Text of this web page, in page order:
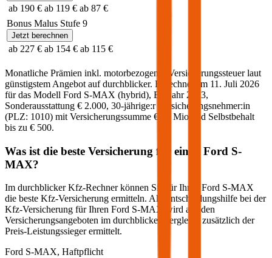
ab 190 € ab 119 € ab 87 €
Bonus Malus Stufe 9
Jetzt berechnen
ab 227 € ab 154 € ab 115 €
Monatliche Prämien inkl. motorbezogener Versicherungssteuer laut
günstigstem Angebot auf durchblicker. Berechnet am 11. Juli 2026
für das Modell Ford S-MAX (hybrid), Baujahr 2023,
Sonderausstattung € 2.000, 30-jährige:rVersicherungsnehmer:in
(PLZ: 1010) mit Versicherungssumme € 20 Mio und Selbstbehalt
bis zu € 500.
Was ist die beste Versicherung für einen Ford S-
MAX?
Im durchblicker Kfz-Rechner können Sie für Ihren Ford S-MAX
die beste Kfz-Versicherung ermitteln. Als Entscheidungshilfe bei der
Kfz-Versicherung für Ihren Ford S-MAX
wird aus den
Versicherungsangeboten im durchblicker Vergleich zusätzlich der
Preis-Leistungssieger ermittelt.
Ford S-MAX, Haftpflicht